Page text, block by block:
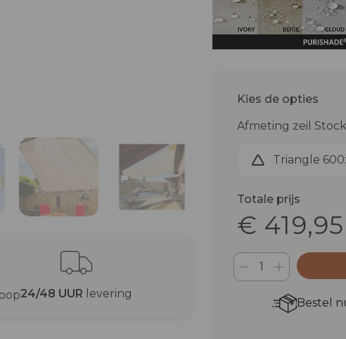
24/48 UUR levering
Kies de opties
Afmeting zeil
Triangle
Totale prijs
€ 419,95
Bestel